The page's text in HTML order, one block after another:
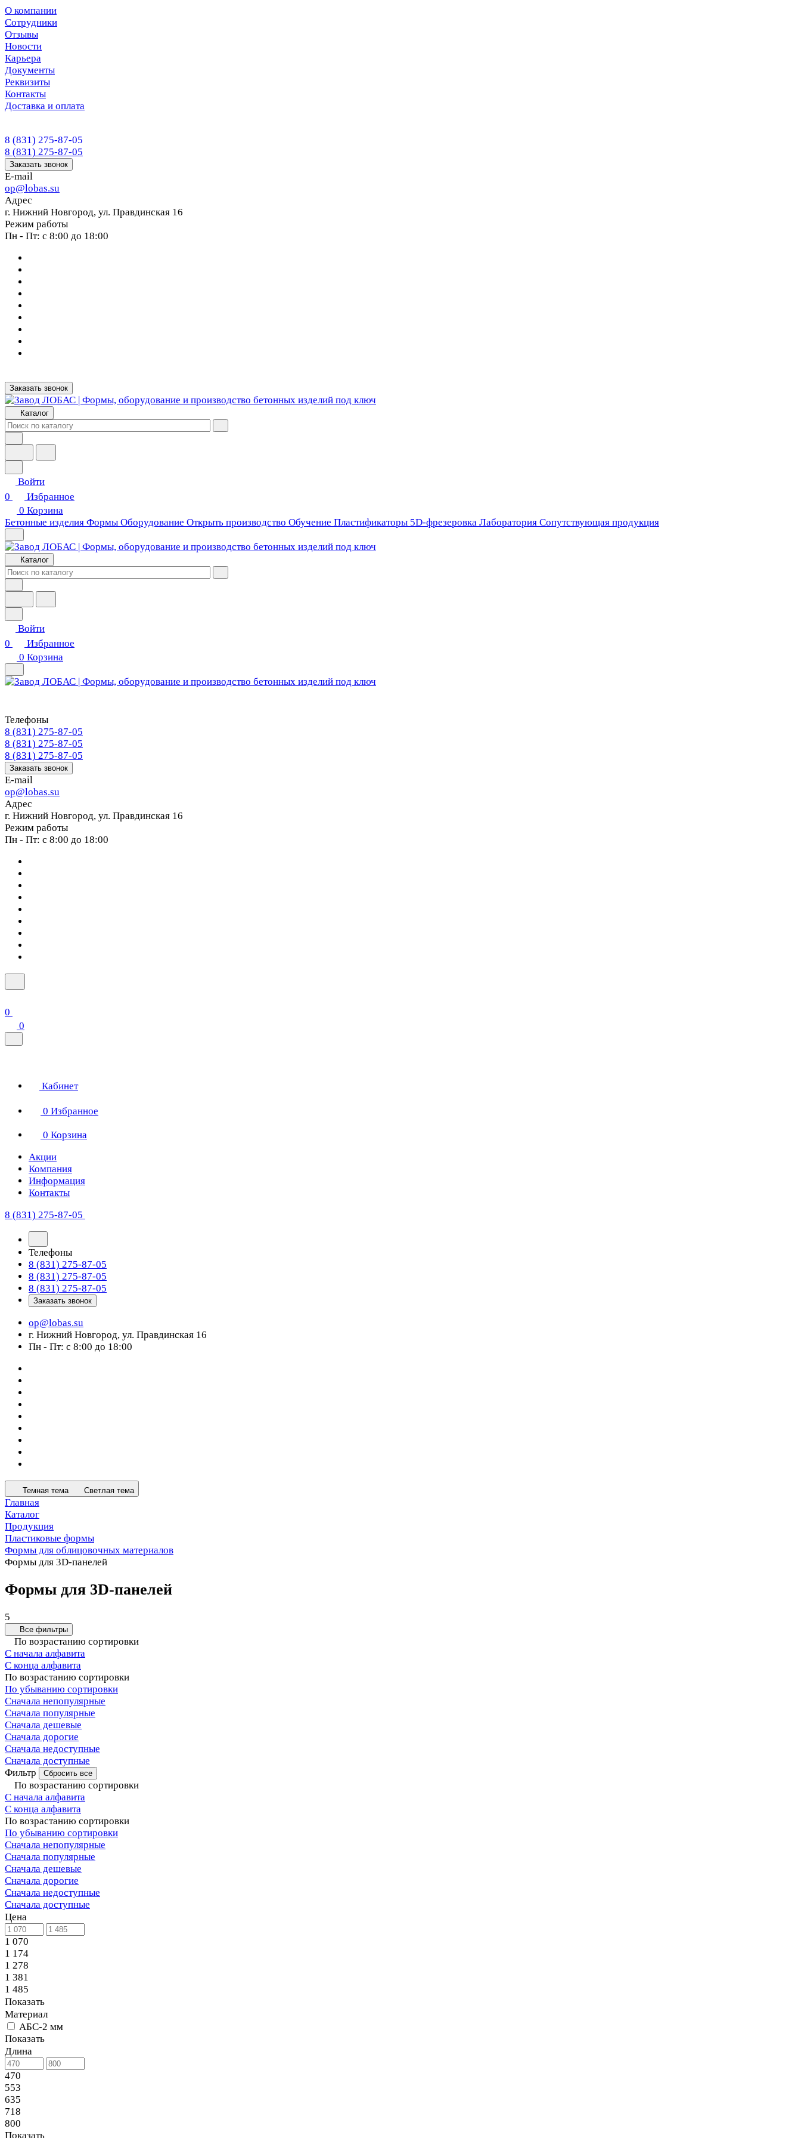
О компании
Сотрудники
Отзывы
Новости
Карьера
Документы
Реквизиты
Контакты
Доставка и оплата
8 (831) 275-87-05
8 (831) 275-87-05
Заказать звонок
E-mail
op@lobas.su
Адрес
г. Нижний Новгород, ул. Правдинская 16
Режим работы
Пн - Пт: с 8:00 до 18:00
Заказать звонок
Каталог
Войти
0
Избранное
0 Корзина
Бетонные изделия Формы Оборудование Открыть производство Обучение Пластификаторы 5D-фрезеровка Лаборатория Сопутствующая продукция
Каталог
Войти
0
Избранное
0 Корзина
Телефоны
8 (831) 275-87-05
8 (831) 275-87-05
8 (831) 275-87-05
Заказать звонок
E-mail
op@lobas.su
Адрес
г. Нижний Новгород, ул. Правдинская 16
Режим работы
Пн - Пт: с 8:00 до 18:00
0
0
Кабинет
0 Избранное
0 Корзина
Акции
Компания
Информация
Контакты
8 (831) 275-87-05
Телефоны
8 (831) 275-87-05
8 (831) 275-87-05
8 (831) 275-87-05
Заказать звонок
op@lobas.su
г. Нижний Новгород, ул. Правдинская 16
Пн - Пт: с 8:00 до 18:00
Темная тема Светлая тема
Главная
Каталог
Продукция
Пластиковые формы
Формы для облицовочных материалов
Формы для 3D-панелей
Формы для 3D-панелей
5
Все фильтры
По возрастанию сортировки
С начала алфавита
С конца алфавита
По возрастанию сортировки
По убыванию сортировки
Сначала непопулярные
Сначала популярные
Сначала дешевые
Сначала дорогие
Сначала недоступные
Сначала доступные
Фильтр
Сбросить все
По возрастанию сортировки
С начала алфавита
С конца алфавита
По возрастанию сортировки
По убыванию сортировки
Сначала непопулярные
Сначала популярные
Сначала дешевые
Сначала дорогие
Сначала недоступные
Сначала доступные
Цена
1 070
1 174
1 278
1 381
1 485
Показать
Материал
АБС-2 мм
Показать
Длина
470
553
635
718
800
Показать